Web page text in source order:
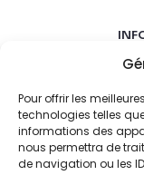
Pour offrir les
technologies telles
informations des
nous permettra de
de navigation ou les